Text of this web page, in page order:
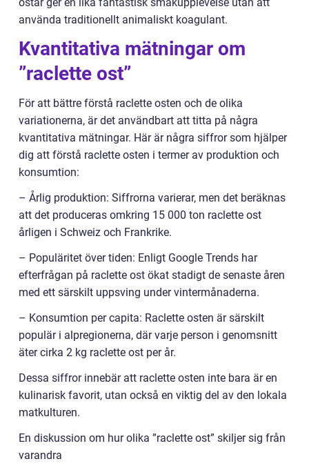
ostar ger en lika fantastisk smakupplevelse utan att
använda traditionellt animaliskt koagulant.
Kvantitativa mätningar om
”raclette ost”
För att bättre förstå raclette osten och de olika
variationerna, är det användbart att titta på några
kvantitativa mätningar. Här är några siffror som hjälper
dig att förstå raclette osten i termer av produktion och
konsumtion:
– Årlig produktion: Siffrorna varierar, men det beräknas
att det produceras omkring 15 000 ton raclette ost
årligen i Schweiz och Frankrike.
– Populäritet över tiden: Enligt Google Trends har
efterfrågan på raclette ost ökat stadigt de senaste åren
med ett särskilt uppsving under vintermånaderna.
– Konsumtion per capita: Raclette osten är särskilt
populär i alpregionerna, där varje person i genomsnitt
äter cirka 2 kg raclette ost per år.
Dessa siffror innebär att raclette osten inte bara är en
kulinarisk favorit, utan också en viktig del av den lokala
matkulturen.
En diskussion om hur olika ”raclette ost” skiljer sig från
varandra